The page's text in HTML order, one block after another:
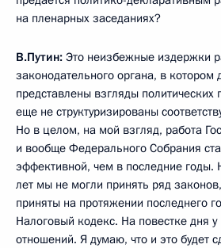
на пленарных заседаниях?
В.Путин: Это неизбежные издержки
законодательного органа, в котором
представлены взгляды политических
еще не структуризированы
Но в целом, на мой взгляд, работа
и вообще Федерального Собрания
эффективной, чем в последние годы.
лет мы не могли принять ряд
приняты на протяжении последнего
Налоговый кодекс. На повестке дня
отношений. Я думаю, что и это будет